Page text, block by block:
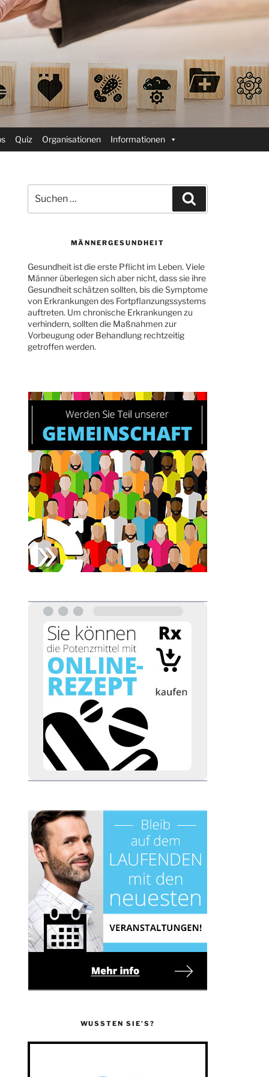
Quiz Organisationen Informationen
MÄNNERGESUNDHEIT
Gesundheit ist die erste Pflicht im Leben. Viele
Männer überlegen sich aber nicht, dass sie ihre
Gesundheit schätzen sollten, bis die Symptome
von Erkrankungen des Fortpflanzungssystems
auftreten. Um chronische Erkrankungen zu
verhindern, sollten die Maßnahmen zur
Vorbeugung oder Behandlung rechtzeitig
getroffen werden.
WUSSTEN SIE’S?